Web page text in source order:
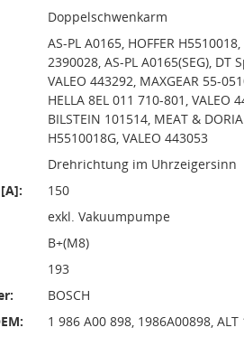
Doppelschwenkarm
AS-PL A0165, HOFFER
2390028, AS-PL A0165(SEG), DT
VALEO 443292, MAXGEAR 55-
HELLA 8EL 011 710-801, VALEO
BILSTEIN 101514, MEAT &
H5510018G, VALEO 443053
Drehrichtung im Uhrzeigersinn
150
exkl. Vakuumpumpe
B+(M8)
193
BOSCH
1 986 A00 898, 1986A00898, ALT